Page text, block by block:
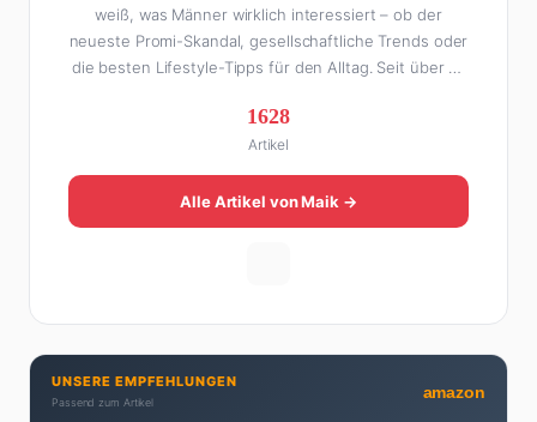
weiß, was Männer wirklich interessiert – ob der
neueste Promi-Skandal, gesellschaftliche Trends oder
die besten Lifestyle-Tipps für den Alltag. Seit über 10
Online zu einer der führenden Männer-Lifestyle-
Plattformen im deutschsprachigen Raum aufgebaut.
Sein Weg dahin war alles andere als geradlinig: Die
eine Hälfte seines Lebens stand er in der
Gastronomie – mit allem, was dazugehört. Die andere
dran. Wenn Maik nicht gerade den heißesten Tratsch
aus der Promi-Welt aufspürt oder die besten
Lifestyle-Empfehlungen zusammenstellt, findet man
1628
Artikel
Alle Artikel von Maik →
UNSERE EMPFEHLUNGEN
Passend zum Artikel
amazon